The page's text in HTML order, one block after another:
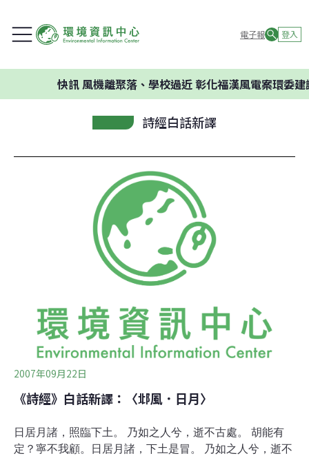
電子報 登入
快訊風機離聚落、學校過近 彰化福漢風電案環委建議不
詩經白話新譯
2007年09月22日
《詩經》白話新譯：〈邶風．日月〉
日居月諸，照臨下土。 乃如之人兮，逝不古處。 胡能有
定？寧不我顧。日居月諸，下土是冒。 乃如之人兮，逝不